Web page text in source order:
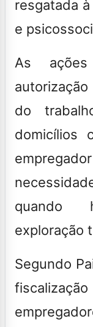
resgatada
e
As
autorização
do
domicílios
quando
exploração
Segundo